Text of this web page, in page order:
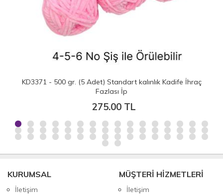
KD3371 - 500 gr. (5 Adet) Standart kalınlık Kadife İhraç
Fazlası İp
275.00 TL
KURUMSAL
İletişim
MÜŞTERİ HİZMETLERİ
İletişim